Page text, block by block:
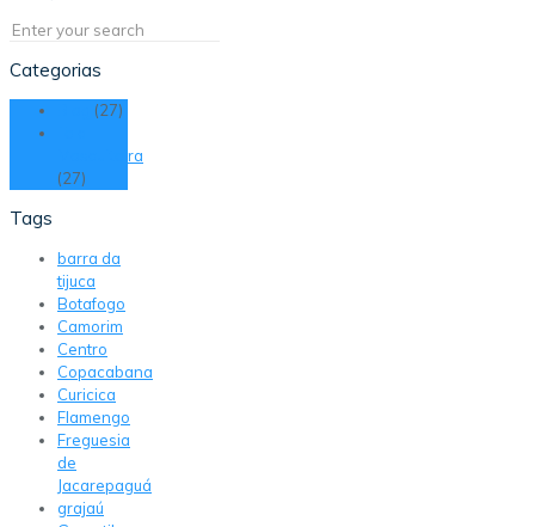
Categorias
(27)
Mosquiteira
(27)
Tags
barra da
tijuca
Botafogo
Camorim
Centro
Copacabana
Curicica
Flamengo
Freguesia
de
Jacarepaguá
grajaú